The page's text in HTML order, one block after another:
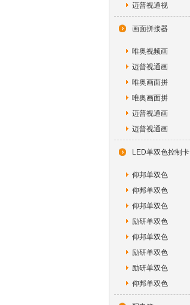
迈普视通视
画面拼接器
唯奥视频画
迈普视通画
唯奥画面拼
唯奥画面拼
迈普视通画
迈普视通画
LED单双色控制卡
仰邦单双色
仰邦单双色
仰邦单双色
励研单双色
仰邦单双色
励研单双色
励研单双色
仰邦单双色